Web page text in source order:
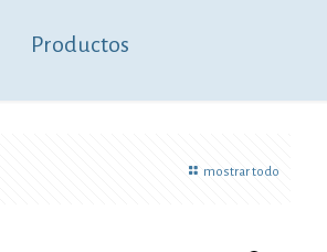
Productos
mostrar todo